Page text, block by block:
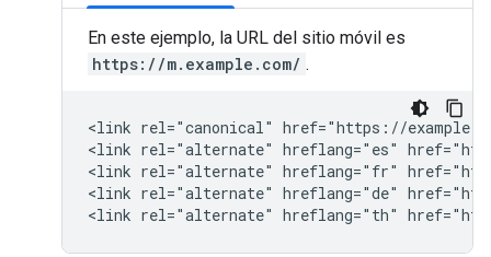
En este ejemplo, la URL del sitio móvil es
https://m.example.com/ .
<link rel="canonical" href="https://
<link rel="alternate" hreflang="es"
<link rel="alternate" hreflang="fr"
<link rel="alternate" hreflang="de"
<link rel="alternate" hreflang="th"